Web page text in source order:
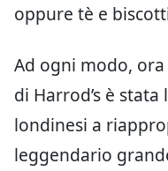
oppure tè e
Ad ogni modo,
di Harrod’s è
londinesi a
leggendario